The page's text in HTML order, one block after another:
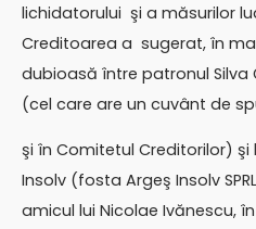
lichidatorului şi a măsurilor
Creditoarea a sugerat, în
dubioasă între patronul Silva
(cel care are un cuvânt de
şi în Comitetul Creditorilor) şi
Insolv (fosta Argeş Insolv
amicul lui Nicolae Ivănescu,